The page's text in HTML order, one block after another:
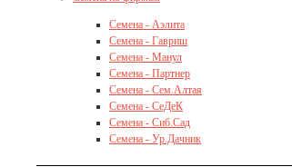
Семена - Аэлита
Семена - Гавриш
Семена - Манул
Семена - Партнер
Семена - Сем.Алтая
Семена - СеДеК
Семена - Сиб.Сад
Семена - Ур.Дачник